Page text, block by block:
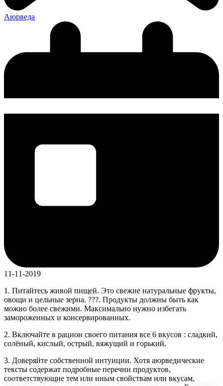
Аюрведа
11-11-2019
1. Питайтесь живой пищей. Это свежие натуральные фрукты,
овощи и цельные зерна. ???. Продукты должны быть как
можно более свежими. Максимально нужно избегать
замороженных и консервированных.
2. Включайте в рацион своего питания все 6 вкусов : сладкий,
солёный, кислый, острый, вяжущий и горький.
3. Доверяйте собственной интуиции. Хотя аюрведические
тексты содержат подробные перечни продуктов,
соответствующие тем или иным свойствам или вкусам,